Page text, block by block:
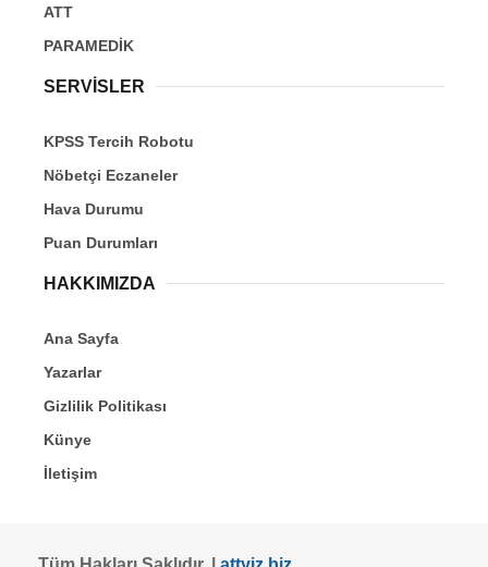
ATT
PARAMEDİK
SERVİSLER
KPSS Tercih Robotu
Nöbetçi Eczaneler
Hava Durumu
Puan Durumları
HAKKIMIZDA
Ana Sayfa
Yazarlar
Gizlilik Politikası
Künye
İletişim